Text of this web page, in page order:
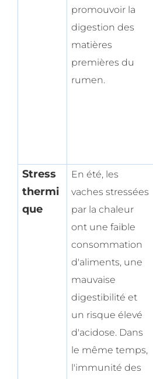
promouvoir la
digestion des
matières
premières du
rumen.
Stress
thermi
que
En été, les
vaches stressées
par la chaleur
ont une faible
consommation
d'aliments, une
mauvaise
digestibilité et
un risque élevé
d'acidose. Dans
le même temps,
l'immunité des